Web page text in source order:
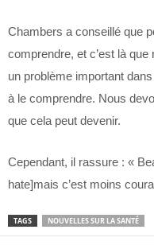
Chambers a conseillé que
comprendre, et c’est là
un problème important
à le comprendre. Nous
que cela peut devenir.
Cependant, il rassure : «
hate]mais c’est moins
TAGS NOUVELLES SUR LA SANTÉ